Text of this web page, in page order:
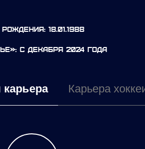
18.01.1988
с декабря 2024 года
карьера Карьера